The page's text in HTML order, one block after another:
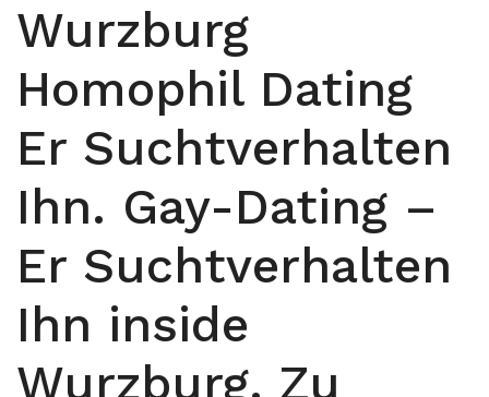
Wurzburg
Homophil Dating
Er Suchtverhalten
Ihn. Gay-Dating –
Er Suchtverhalten
Ihn inside
Wurzburg. Zu